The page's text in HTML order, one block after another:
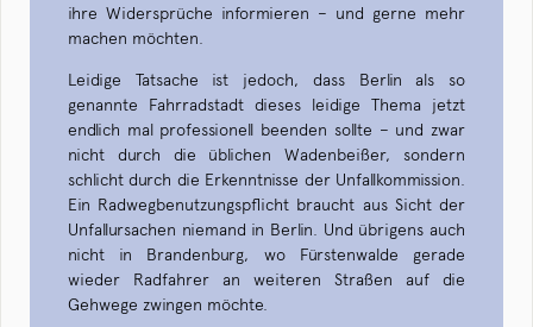
ihre Widersprüche informieren – und gerne mehr
machen möchten.
Leidige Tatsache ist jedoch, dass Berlin als so
genannte Fahrradstadt dieses leidige Thema jetzt
endlich mal professionell beenden sollte – und zwar
nicht durch die üblichen Wadenbeißer, sondern
schlicht durch die Erkenntnisse der Unfallkommission.
Ein Radwegbenutzungspflicht braucht aus Sicht der
Unfallursachen niemand in Berlin. Und übrigens auch
nicht in Brandenburg, wo Fürstenwalde gerade
wieder Radfahrer an weiteren Straßen auf die
Gehwege zwingen möchte.